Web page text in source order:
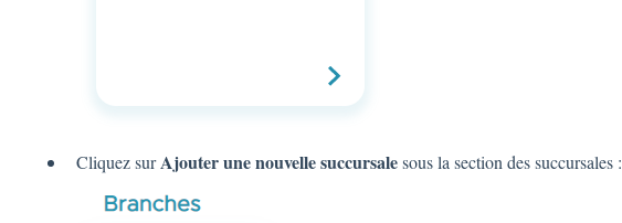
Cliquez surAjouter une nouvelle succursalesous la section des succursales :